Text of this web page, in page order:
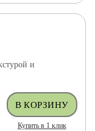
и
Купить в 1 клик